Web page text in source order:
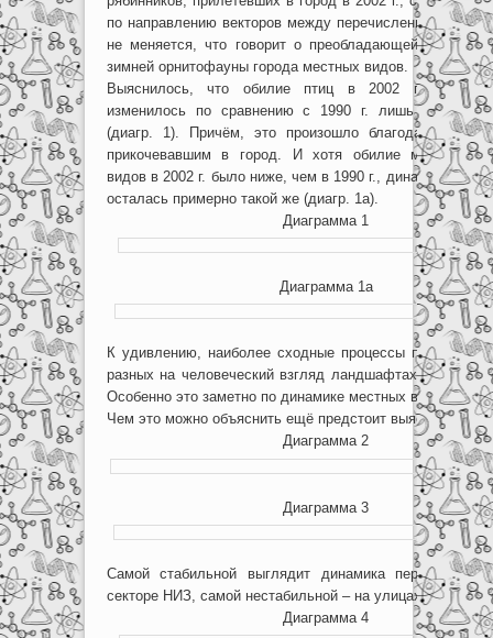
по направлению векторов между перечисленными
не меняется, что говорит о преобладающей роли в
зимней орнитофауны города местных видов.
Выяснилось, что обилие птиц в 2002 г.
изменилось по сравнению с 1990 г. лишь в
(диагр. 1). Причём, это произошло благодаря
прикочевавшим в город. И хотя обилие местных
видов в 2002 г. было ниже, чем в 1990 г., динамика
осталась примерно такой же (диагр. 1а).
Диаграмма 1
Диаграмма 1а
К удивлению, наиболее сходные процессы происходят
разных на человеческий взгляд ландшафтах как
Особенно это заметно по динамике местных видов
Чем это можно объяснить ещё предстоит выяснить.
Диаграмма 2
Диаграмма 3
Самой стабильной выглядит динамика
секторе НИЗ, самой нестабильной – на улицах (диагр. 4
Диаграмма 4